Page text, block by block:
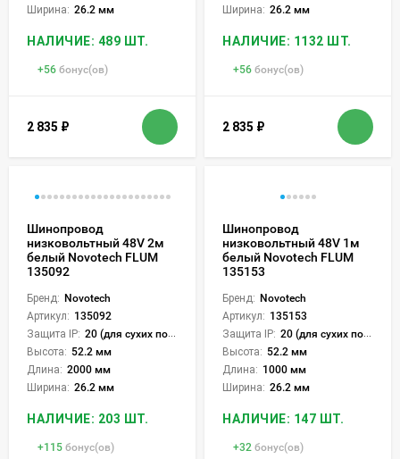
Ширина: 26.2 мм
НАЛИЧИЕ: 489 ШТ.
+56 бонус(ов)
2 835 ₽
Ширина: 26.2 мм
НАЛИЧИЕ: 1132 ШТ.
+56 бонус(ов)
2 835 ₽
Шинопровод
низковольтный 48V 2м
белый Novotech FLUM
135092
Бренд: Novotech
Артикул: 135092
Защита IP: 20 (для сухих пом.)
Высота: 52.2 мм
Длина: 2000 мм
Ширина: 26.2 мм
НАЛИЧИЕ: 203 ШТ.
+115 бонус(ов)
Шинопровод
низковольтный 48V 1м
белый Novotech FLUM
135153
Бренд: Novotech
Артикул: 135153
Защита IP: 20 (для сухих пом.)
Высота: 52.2 мм
Длина: 1000 мм
Ширина: 26.2 мм
НАЛИЧИЕ: 147 ШТ.
+32 бонус(ов)